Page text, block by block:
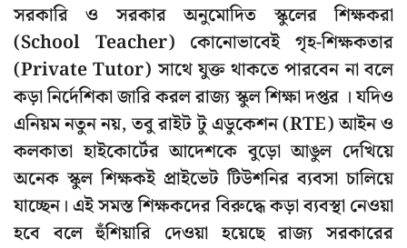
সরকারি ও সরকার অনুমোদিত স্কুলের শিক্ষকরা
(School Teacher) কোনোভাবেই গৃহ-শিক্ষকতার
(Private Tutor) সাথে যুক্ত থাকতে পারবেন না বলে
কড়া নির্দেশিকা জারি করল রাজ্য স্কুল শিক্ষা দপ্তর । যদিও
এনিয়ম নতুন নয়, তবু রাইট টু এডুকেশন (RTE) আইন ও
কলকাতা হাইকোর্টের আদেশকে বুড়ো আঙুল দেখিয়ে
অনেক স্কুল শিক্ষকই প্রাইভেট টিউশনির ব্যবসা চালিয়ে
যাচ্ছেন। এই সমস্ত শিক্ষকদের বিরুদ্ধে কড়া ব্যবস্থা নেওয়া
হবে বলে হুঁশিয়ারি দেওয়া হয়েছে রাজ্য সরকারের